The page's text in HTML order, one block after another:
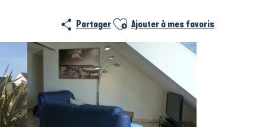
Partager Ajouter aux favoris
Ajouter à mes favoris